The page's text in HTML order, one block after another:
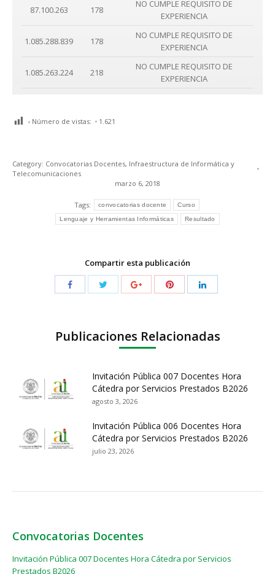
87.100.263 178
NO CUMPLE REQUISITO DE
EXPERIENCIA
1.085.288.839 178
NO CUMPLE REQUISITO DE
EXPERIENCIA
1.085.263.224 218
NO CUMPLE REQUISITO DE
EXPERIENCIA
Número de vistas: 1.621
Category: Convocatorias Docentes, Infraestructura de Informática y
Telecomunicaciones
marzo 6, 2018
Tags: convocatorias docente Curso
Lenguaje y Herramientas Informáticas Resultado
Compartir esta publicación
Publicaciones Relacionadas
Invitación Pública 007 Docentes Hora
Cátedra por Servicios Prestados B2026
agosto 3, 2026
Invitación Pública 006 Docentes Hora
Cátedra por Servicios Prestados B2026
julio 23, 2026
Convocatorias Docentes
Invitación Pública 007 Docentes Hora Cátedra por Servicios
Prestados B2026